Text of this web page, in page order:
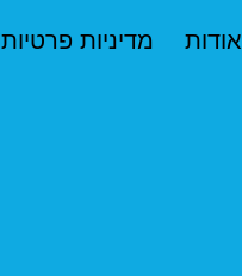
אודות מדיניות פרטיות